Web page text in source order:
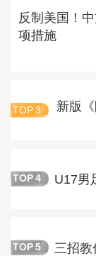
反制美国！
项措施
TOP 3 新版
TOP 4 U17男
TOP 5 三招